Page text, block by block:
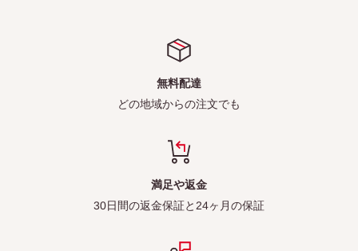
無料配達
どの地域からの注文でも
満足や返金
30日間の返金保証と24ヶ月の保証